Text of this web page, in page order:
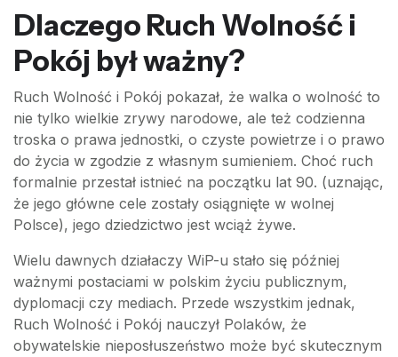
Dlaczego Ruch Wolność i
Pokój był ważny?
Ruch Wolność i Pokój pokazał, że walka o wolność to
nie tylko wielkie zrywy narodowe, ale też codzienna
troska o prawa jednostki, o czyste powietrze i o prawo
do życia w zgodzie z własnym sumieniem. Choć ruch
formalnie przestał istnieć na początku lat 90. (uznając,
że jego główne cele zostały osiągnięte w wolnej
Polsce), jego dziedzictwo jest wciąż żywe.
Wielu dawnych działaczy WiP-u stało się później
ważnymi postaciami w polskim życiu publicznym,
dyplomacji czy mediach. Przede wszystkim jednak,
Ruch Wolność i Pokój nauczył Polaków, że
obywatelskie nieposłuszeństwo może być skutecznym